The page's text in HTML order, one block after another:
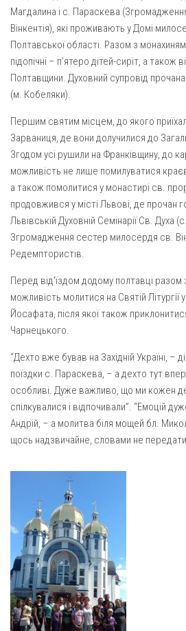
Архистратига Михаїла (м.
Покрови Пресвятої
Преображенська парафія
Парафія Благовіщення
Золочів)
Парафія Різдва Пресвятої
(Красноград)
Парохії Полтавської області
Пресвятої Трійці (м.
Всіх Святих українського
Свято-Юріївська парафія
Архистратига Михаїла (с.
Введення у храм Пресвятої
Вознесіння ГНІХ (с. Витівка)
Вознесіння Господнього (м.
Пророка Іллі (смт. Білики)
Різдва Пресвятої
Св. Апостола Андрія
Св. Миколая (с. Деменки)
Успіння Пресвятої
Успіння Пресвятої
Парохії Сумської області
Введення в храм
Матері Божої Неустанної
Монастирі
Свято-Покровський монастир оо
Свято-Івано-Павлівський
Св. Йосифа ОПДМ
Газета Християнський голос
Надруковані числа
Молитви
Галерея
Магдалина і с. Параскева
Вінкентія), які проживають у Домі
Полтавської області. Разом з
підопічні – п’ятеро дітей-сиріт, а також
Полтавщини. Духовний супровід
(м. Кобеляки).
Першим святим місцем, до якого
Зарваниця, де вони долучилися до
Згодом усі рушили на Франківщину, до
можливість не лише помилуватися
а також помолитися у монастирі св.
продовжився у місті Львові, де прочан
Львівській Духовній Семінарії Св. Духа
Згромадження сестер милосердя св.
Редемптористів.
Перед від’їздом додому полтавці разом
можливість молитися на Святій Літургії
Йосафата, після якої також
Чарнецького.
“Дехто вже бував на Західній Україні, –
поїздки с. Параскева, – а дехто тут
особливі. Дуже важливо, що ми кожен
спілкувалися і відпочивали”. “Емоцій
Андрій, – а молитва біля мощей бл.
щось надзвичайне, словами не